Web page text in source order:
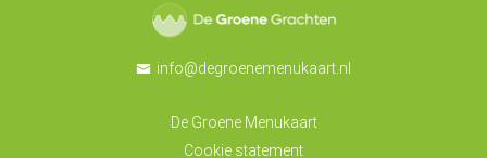
info@degroenemenukaart.nl
De Groene Menukaart
Cookie statement